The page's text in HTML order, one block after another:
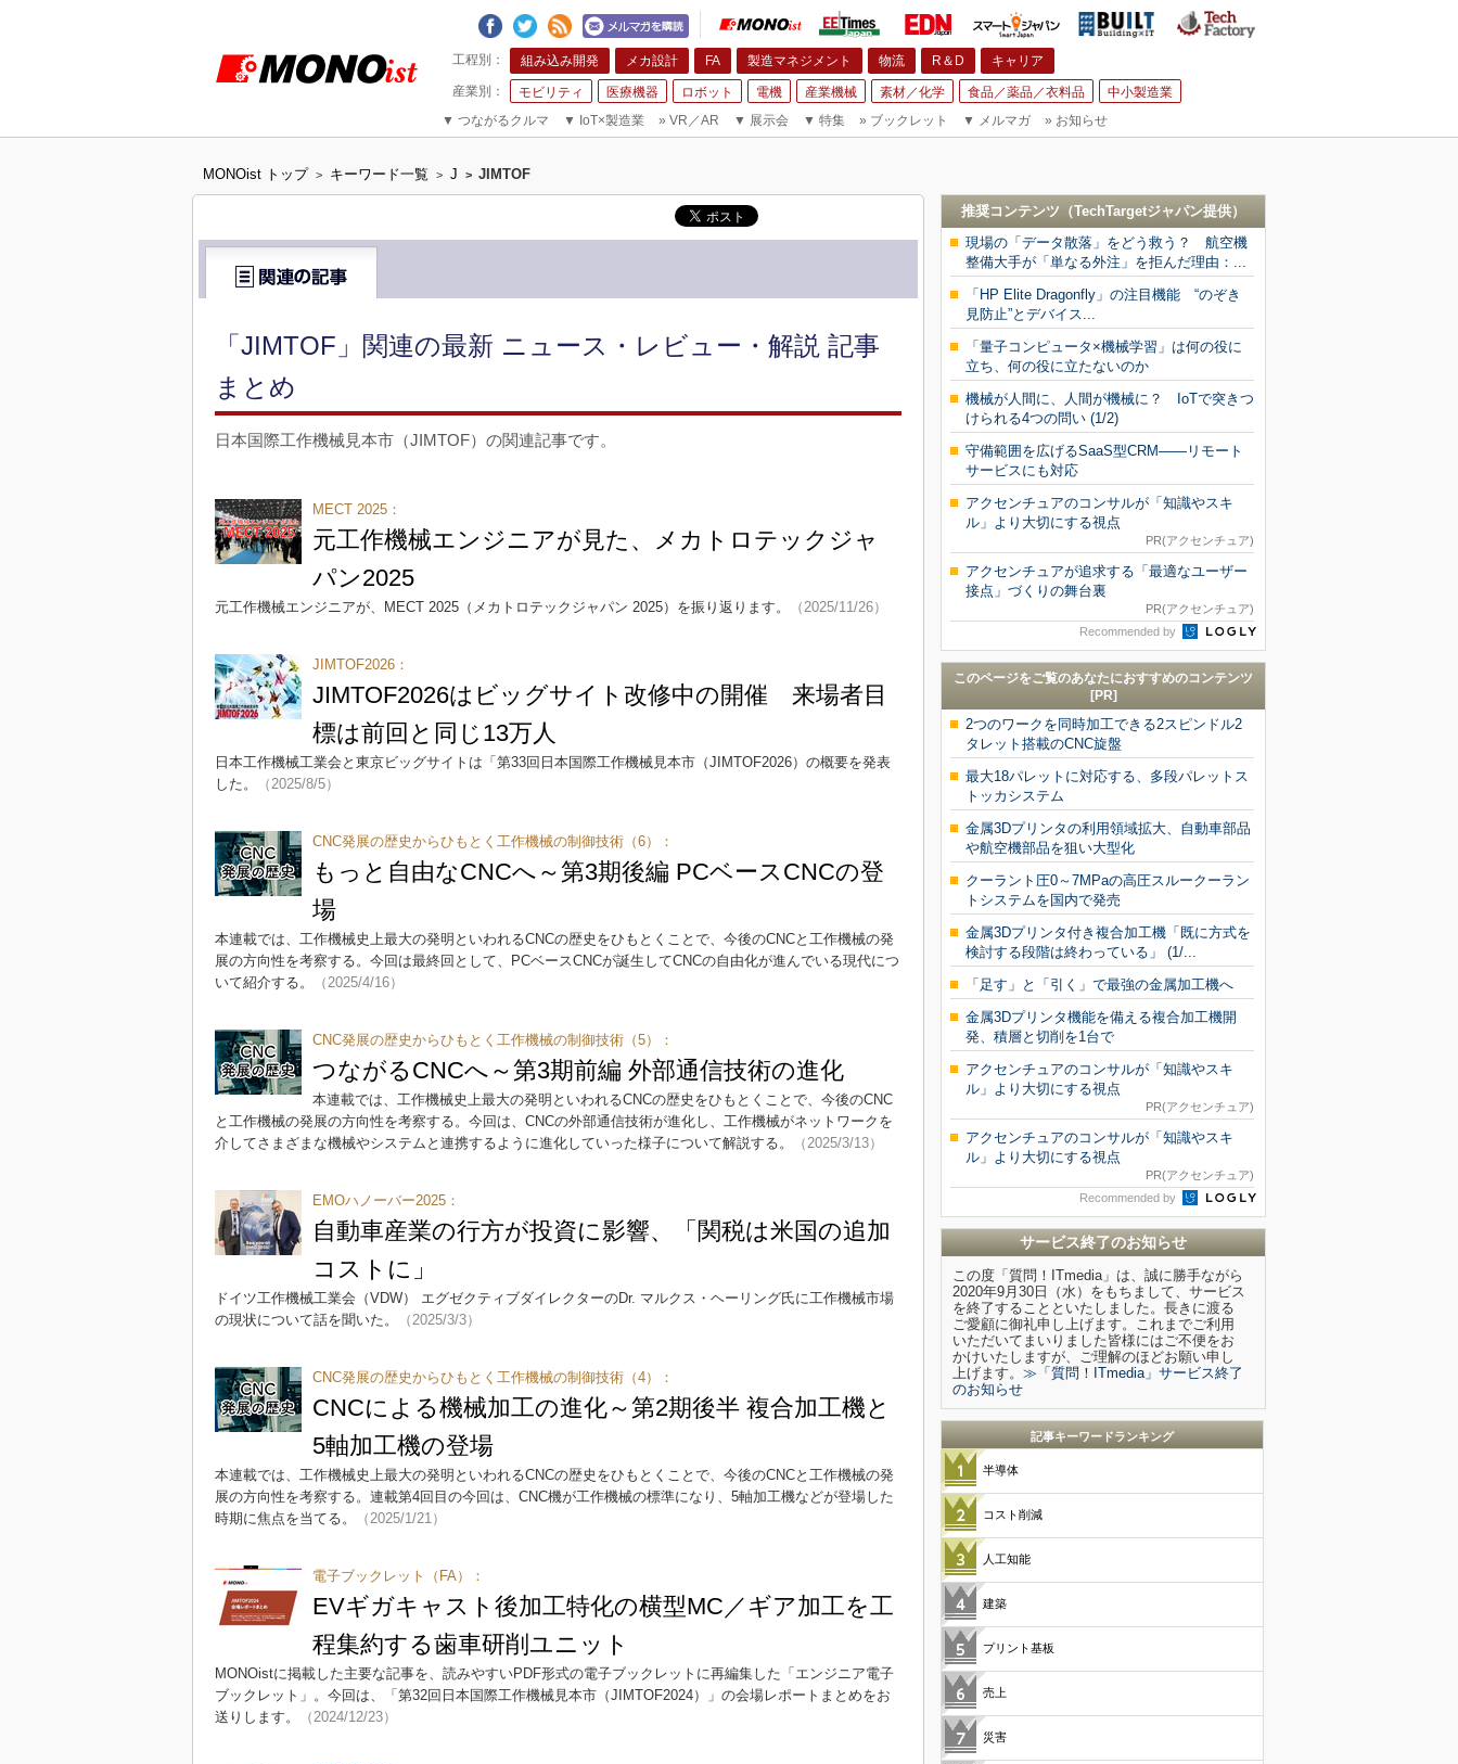
組み込み開発 メカ設計 FA 製造マネジメント 物流 R＆D キャリア
モビリティ 医療機器 ロボット 電機 産業機械 素材／化学 食品／薬品／衣料品
中小製造業
▼ つながるクルマ ▼ IoT×製造業 » VR／AR ▼ 展示会 ▼ 特集 » ブックレット ▼ メルマガ » お知らせ
MONOist トップ > キーワード一覧 > J > JIMTOF
「JIMTOF」関連の最新 ニュース・レビュー・解説 記事
まとめ
日本国際工作機械見本市（JIMTOF）の関連記事です。
MECT 2025：
元工作機械エンジニアが見た、メカトロテックジャ
パン2025
元工作機械エンジニアが、MECT 2025（メカトロテックジャパン 2025）を振り返ります。 （2025/11/26）
JIMTOF2026：
JIMTOF2026はビッグサイト改修中の開催 来場者目
標は前回と同じ13万人
日本工作機械工業会と東京ビッグサイトは「第33回日本国際工作機械見本市（JIMTOF2026）の概要を発表
した。
（2025/8/5）
CNC発展の歴史からひもとく工作機械の制御技術（6）：
もっと自由なCNCへ～第3期後編 PCベースCNCの登
場
本連載では、工作機械史上最大の発明といわれるCNCの歴史をひもとくことで、今後のCNCと工作機械の発
展の方向性を考察する。今回は最終回として、PCベースCNCが誕生してCNCの自由化が進んでいる現代につ
いて紹介する。
（2025/4/16）
CNC発展の歴史からひもとく工作機械の制御技術（5）：
つながるCNCへ～第3期前編 外部通信技術の進化
本連載では、工作機械史上最大の発明といわれるCNCの歴史をひもとくことで、今後のCNC
と工作機械の発展の方向性を考察する。今回は、CNCの外部通信技術が進化し、工作機械がネットワークを
介してさまざまな機械やシステムと連携するように進化していった様子について解説する。
（2025/3/13）
EMOハノーバー2025：
自動車産業の行方が投資に影響、「関税は米国の追加
コストに」
ドイツ工作機械工業会（VDW） エグゼクティブダイレクターのDr. マルクス・ヘーリング氏に工作機械市場
の現状について話を聞いた。
（2025/3/3）
CNC発展の歴史からひもとく工作機械の制御技術（4）：
CNCによる機械加工の進化～第2期後半 複合加工機と
5軸加工機の登場
本連載では、工作機械史上最大の発明といわれるCNCの歴史をひもとくことで、今後のCNCと工作機械の発
展の方向性を考察する。連載第4回目の今回は、CNC機が工作機械の標準になり、5軸加工機などが登場した
時期に焦点を当てる。
（2025/1/21）
電子ブックレット（FA）：
EVギガキャスト後加工特化の横型MC／ギア加工を工
程集約する歯車研削ユニット
MONOistに掲載した主要な記事を、読みやすいPDF形式の電子ブックレットに再編集した「エンジニア電子
ブックレット」。今回は、「第32回日本国際工作機械見本市（JIMTOF2024）」の会場レポートまとめをお
送りします。
（2024/12/23）
推奨コンテンツ（TechTargetジャパン提供）
現場の「データ散落」をどう救う？ 航空機
整備大手が「単なる外注」を拒んだ理由：...
「HP Elite Dragonfly」の注目機能 “のぞき
見防止”とデバイス...
「量子コンピュータ×機械学習」は何の役に
立ち、何の役に立たないのか
機械が人間に、人間が機械に？ IoTで突きつ
けられる4つの問い (1/2)
守備範囲を広げるSaaS型CRM――リモート
サービスにも対応
アクセンチュアのコンサルが「知識やスキ
ル」より大切にする視点
PR(アクセンチュア)
アクセンチュアが追求する「最適なユーザー
接点」づくりの舞台裏
PR(アクセンチュア)
Recommended by
このページをご覧のあなたにおすすめのコンテンツ
[PR]
2つのワークを同時加工できる2スピンドル2
タレット搭載のCNC旋盤
最大18パレットに対応する、多段パレットス
トッカシステム
金属3Dプリンタの利用領域拡大、自動車部品
や航空機部品を狙い大型化
クーラント圧0～7MPaの高圧スルークーラン
トシステムを国内で発売
金属3Dプリンタ付き複合加工機「既に方式を
検討する段階は終わっている」 (1/...
「足す」と「引く」で最強の金属加工機へ
金属3Dプリンタ機能を備える複合加工機開
発、積層と切削を1台で
アクセンチュアのコンサルが「知識やスキ
ル」より大切にする視点
PR(アクセンチュア)
アクセンチュアのコンサルが「知識やスキ
ル」より大切にする視点
PR(アクセンチュア)
Recommended by
サービス終了のお知らせ
この度「質問！ITmedia」は、誠に勝手ながら
2020年9月30日（水）をもちまして、サービス
を終了することといたしました。長きに渡る
ご愛顧に御礼申し上げます。これまでご利用
いただいてまいりました皆様にはご不便をお
かけいたしますが、ご理解のほどお願い申し
上げます。 ≫「質問！ITmedia」サービス終了
のお知らせ
記事キーワードランキング
半導体
コスト削減
人工知能
建築
プリント基板
売上
災害